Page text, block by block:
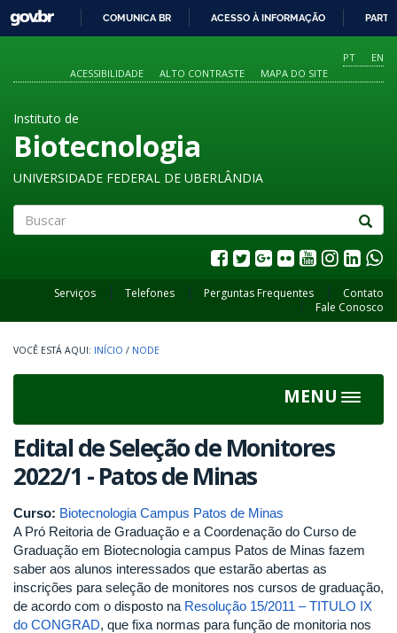
O
CONTEÚDO
GOVBR
COMUNICA BR ACESSO À INFORMAÇÃO
PT
EN
ACESSIBILIDADE
ALTO CONTRASTE MAPA DO SITE
Instituto de
Biotecnologia
UNIVERSIDADE FEDERAL DE UBERLÂNDIA
Serviços Telefones Perguntas Frequentes
Contato
Fale Conosco
INÍCIO / NODE
MENU
Toggle
Edital de Seleção de Monitores
2022/1 - Patos de Minas
Curso: Biotecnologia Campus Patos de Minas
A Pró Reitoria de Graduação e a Coordenação do Curso de
Graduação em Biotecnologia campus Patos de Minas fazem
saber aos alunos interessados que estarão abertas as
inscrições para seleção de monitores nos cursos de graduação,
de acordo com o disposto na Resolução 15/2011 – TITULO IX
do CONGRAD, que fixa normas para função de monitoria nos